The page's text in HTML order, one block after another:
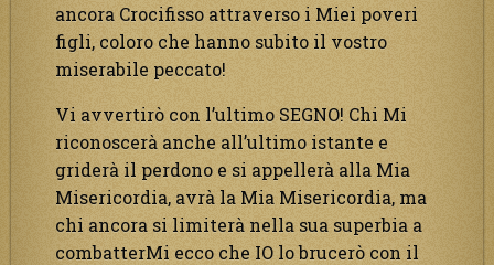
ancora Crocifisso attraverso i Miei poveri
figli, coloro che hanno subito il vostro
miserabile peccato!
Vi avvertirò con l’ultimo SEGNO! Chi Mi
riconoscerà anche all’ultimo istante e
griderà il perdono e si appellerà alla Mia
Misericordia, avrà la Mia Misericordia, ma
chi ancora si limiterà nella sua superbia a
combatterMi ecco che IO lo brucerò con il